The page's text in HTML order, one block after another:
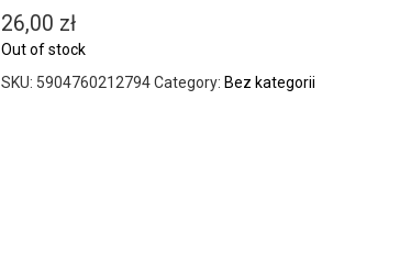
26,00 zł
Out of stock
SKU: 5904760212794Category: Bez kategorii